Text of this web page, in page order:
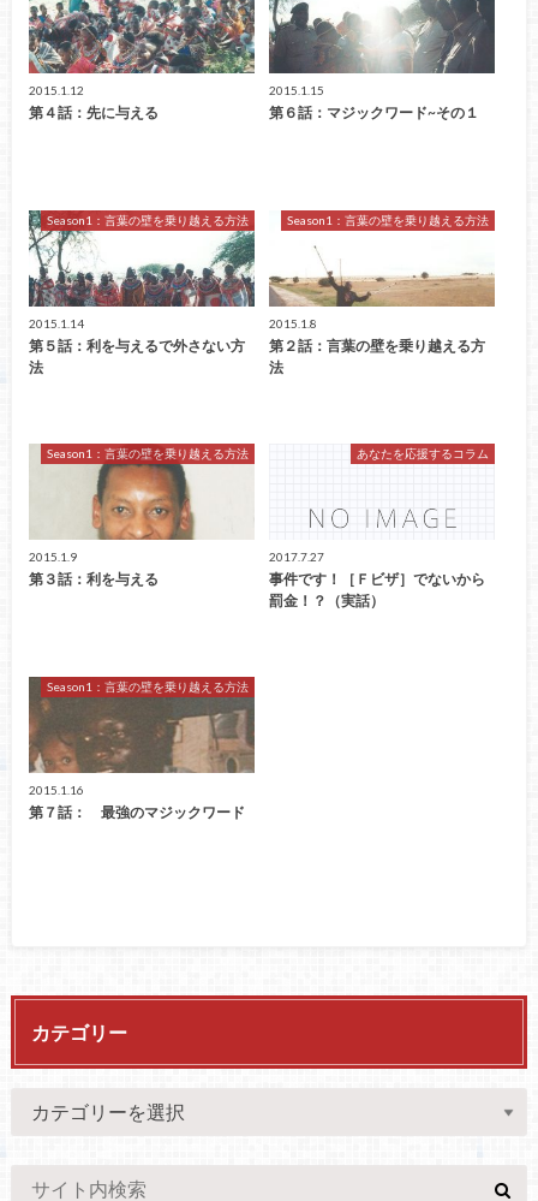
2015.1.12
第４話：先に与える
2015.1.15
第６話：マジックワード~その１
Season1：言葉の壁を乗り越える方法
2015.1.14
第５話：利を与えるで外さない方
法
Season1：言葉の壁を乗り越える方法
2015.1.8
第２話：言葉の壁を乗り越える方
法
Season1：言葉の壁を乗り越える方法
2015.1.9
第３話：利を与える
あなたを応援するコラム
2017.7.27
事件です！［Ｆビザ］でないから
罰金！？（実話）
Season1：言葉の壁を乗り越える方法
2015.1.16
第７話： 最強のマジックワード
カテゴリー